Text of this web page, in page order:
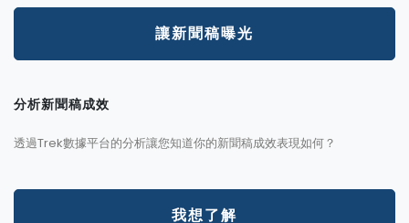
讓新聞稿曝光
分析新聞稿成效
透過Trek數據平台的分析讓您知道你的新聞稿成效表現如何？
我想了解